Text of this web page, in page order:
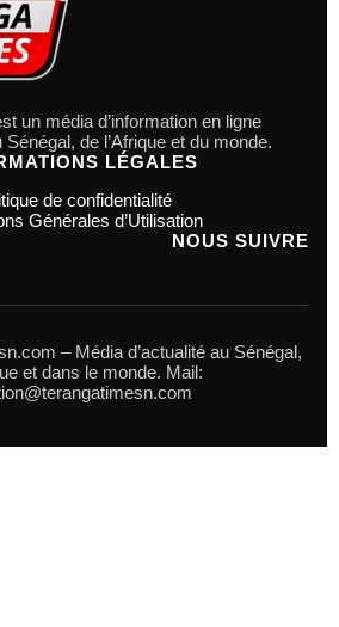
un média d’information en ligne
de l’Afrique et du monde.
LÉGALES
de confidentialité
Générales d’Utilisation
NOUS SUIVRE
– Média d’actualité au Sénégal,
et dans le monde. Mail: